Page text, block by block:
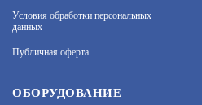
DS-T206(B) (2.8-12 MM)
БЮДЖЕТНАЯ ВИДЕОКАМЕРА
Условия обработки персональных
данных
Публичная оферта
ОБОРУДОВАНИЕ